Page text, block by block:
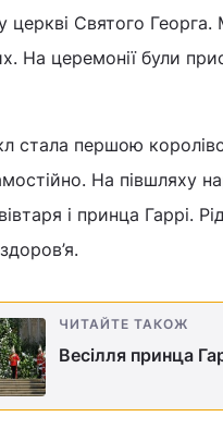
церкві Святого Георга.
На церемонії були
стала першою
На півшляху
вівтаря і принца Гаррі.
ЧИТАЙТЕ ТАКОЖ
Весілля принца